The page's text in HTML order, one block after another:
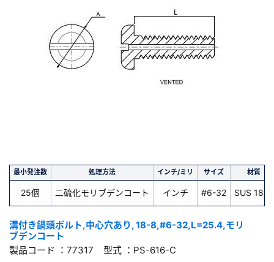
最小発注数 処理方法 インチ/ミリ サイズ 材質
25個 二硫化モリブデンコート インチ #6-32 SUS 18-8
溝付き鍋頭ボルト,中心穴あり, 18-8,#6-32,L=25.4,モリ
ブデンコート
製品コード ：77317 型式 ：PS-616-C